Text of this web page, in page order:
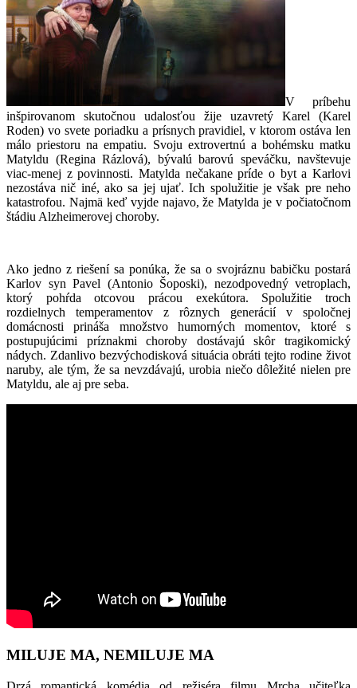
V príbehu
inšpirovanom skutočnou udalosťou žije uzavretý Karel (Karel
Roden) vo svete poriadku a prísnych pravidiel, v ktorom ostáva len
málo priestoru na empatiu. Svoju extrovertnú a bohémsku matku
Matyldu (Regina Rázlová), bývalú barovú speváčku, navštevuje
viac-menej z povinnosti. Matylda nečakane príde o byt a Karlovi
nezostáva nič iné, ako sa jej ujať. Ich spolužitie je však pre neho
katastrofou. Najmä keď vyjde najavo, že Matylda je v počiatočnom
štádiu Alzheimerovej choroby.
Ako jedno z riešení sa ponúka, že sa o svojráznu babičku postará
Karlov syn Pavel (Antonio Šoposki), nezodpovedný vetroplach,
ktorý pohŕda otcovou prácou exekútora. Spolužitie troch
rozdielnych temperamentov z rôznych generácií v spoločnej
domácnosti prináša množstvo humorných momentov, ktoré s
postupujúcimi príznakmi choroby dostávajú skôr tragikomický
nádych. Zdanlivo bezvýchodisková situácia obráti tejto rodine život
naruby, ale tým, že sa nevzdávajú, urobia niečo dôležité nielen pre
Matyldu, ale aj pre seba.
MILUJE MA, NEMILUJE MA